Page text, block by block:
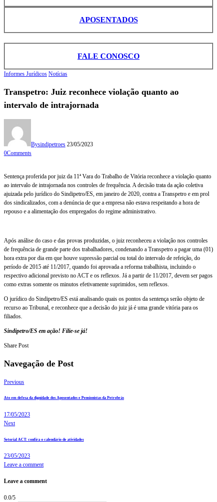
APOSENTADOS
FALE CONOSCO
Informes Jurídicos Notícias
Transpetro: Juiz reconhece violação quanto ao
intervalo de intrajornada
Bysindipetroes 23/05/2023
0Comments
Sentença proferida por juiz da 11ª Vara do Trabalho de Vitória reconhece a violação quanto
ao intervalo de intrajornada nos controles de frequência. A decisão trata da ação coletiva
ajuizada pelo jurídico do Sindipetro/ES, em janeiro de 2020, contra a Transpetro e em prol
dos sindicalizados, com a denúncia de que a empresa não estava respeitando a hora de
repouso e a alimentação dos empregados do regime administrativo.
Após análise do caso e das provas produzidas, o juiz reconheceu a violação nos controles
de frequência de grande parte dos trabalhadores, condenando a Transpetro a pagar uma (01)
hora extra por dia em que houve supressão parcial ou total do intervalo de refeição, do
período de 2015 até 11/2017, quando foi aprovada a reforma trabalhista, incluindo o
respectivo adicional previsto no ACT e os reflexos. Já a partir de 11/2017, devem ser pagos
como extras somente os minutos efetivamente suprimidos, sem reflexos.
O jurídico do Sindipetro/ES está analisando quais os pontos da sentença serão objeto de
recurso ao Tribunal, e reconhece que a decisão do juiz já é uma grande vitória para os
filiados.
Sindipetro/ES em ação! Filie-se já!
Share Post
Navegação de Post
Previous
Ato em defesa da dignidade dos Aposentados e Pensionistas da Petrobrás
17/05/2023
Next
Setorial ACT: confira o calendário de atividades
23/05/2023
Leave a comment
Leave a comment
0.0/5